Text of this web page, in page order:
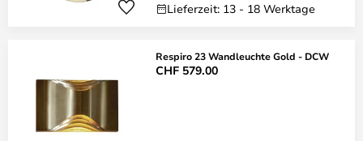
Lieferzeit: 13 - 18 Werktage
Respiro 23 Wandleuchte Gold - DCW
CHF 579.00